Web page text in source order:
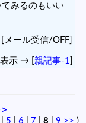
みるのもいい
メール受信/OFF]
示 → [ 親記事-1
5 6 7 8 9 >> )